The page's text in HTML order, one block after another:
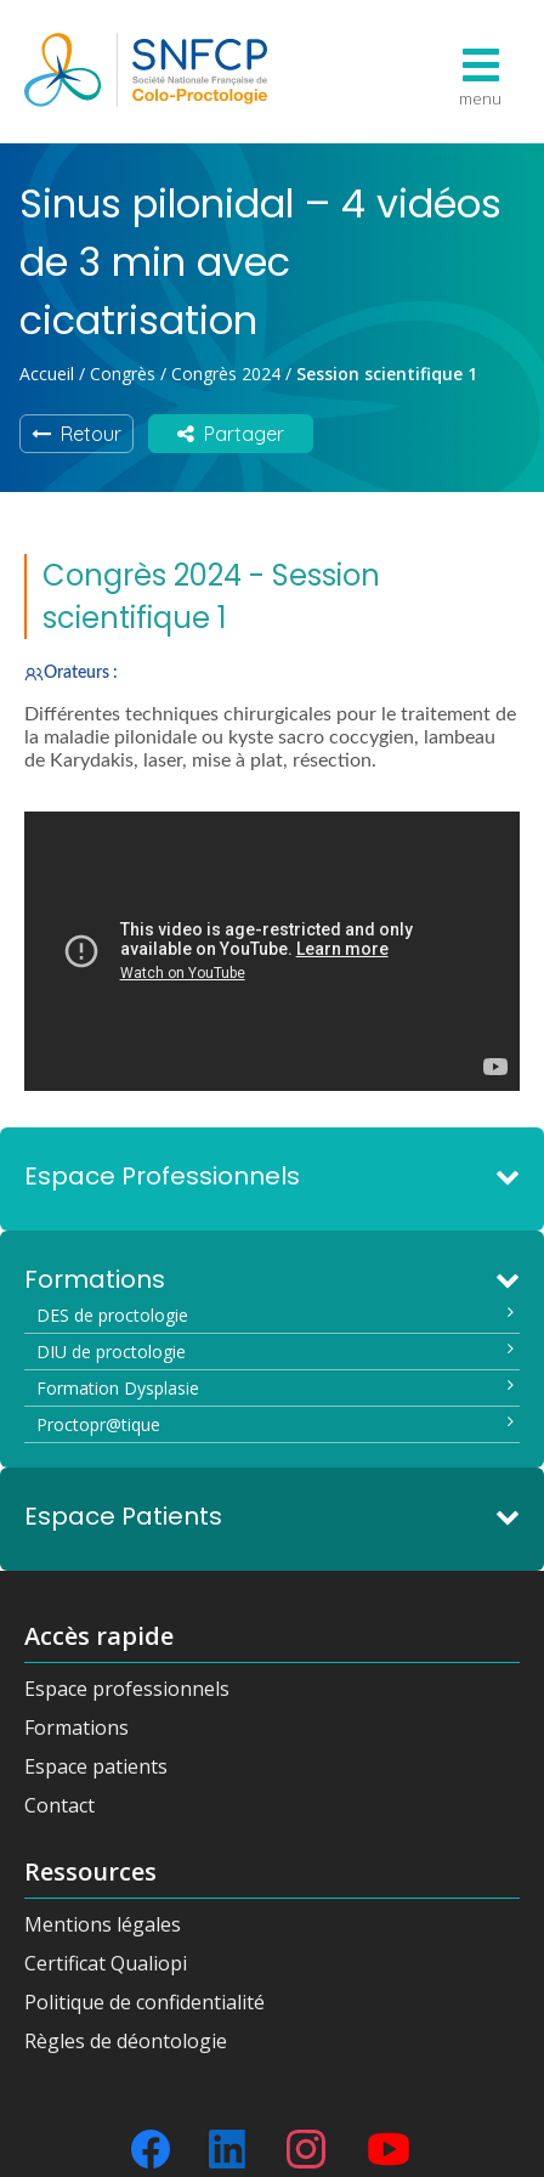
menu
Sinus pilonidal – 4 vidéos
de 3 min avec
cicatrisation
Accueil / Congrès / Congrès 2024 / Session scientifique 1
Retour Partager
Congrès 2024 - Session
scientifique 1
Orateurs :
Différentes techniques chirurgicales pour le traitement de
la maladie pilonidale ou kyste sacro coccygien, lambeau
de Karydakis, laser, mise à plat, résection.
Espace Professionnels
Formations
DES de proctologie
DIU de proctologie
Formation Dysplasie
Proctopr@tique
Espace Patients
Accès rapide
Espace professionnels
Formations
Espace patients
Contact
Ressources
Mentions légales
Certificat Qualiopi
Politique de confidentialité
Règles de déontologie